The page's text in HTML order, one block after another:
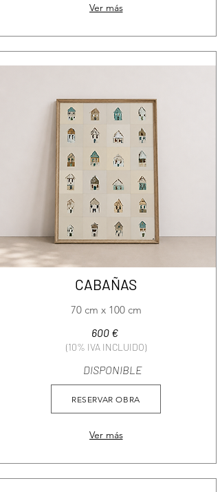
Ver más
CABAÑAS
70 cm x 100 cm
600 €
(10% IVA INCLUIDO)
DISPONIBLE
RESERVAR OBRA
Ver más